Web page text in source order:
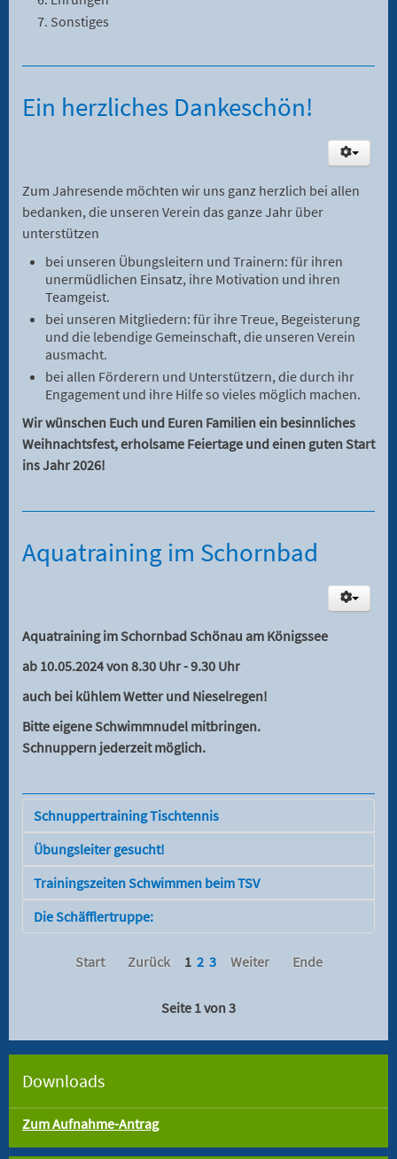
Sonstiges
Ein herzliches Dankeschön!
Zum Jahresende möchten wir uns ganz herzlich bei allen
bedanken, die unseren Verein das ganze Jahr über
unterstützen
bei unseren Übungsleitern und Trainern: für ihren
unermüdlichen Einsatz, ihre Motivation und ihren
Teamgeist.
bei unseren Mitgliedern: für ihre Treue, Begeisterung
und die lebendige Gemeinschaft, die unseren Verein
ausmacht.
bei allen Förderern und Unterstützern, die durch ihr
Engagement und ihre Hilfe so vieles möglich machen.
Wir wünschen Euch und Euren Familien ein besinnliches
Weihnachtsfest, erholsame Feiertage und einen guten Start
ins Jahr 2026!
Aquatraining im Schornbad
Aquatraining im Schornbad Schönau am Königssee
ab 10.05.2024 von 8.30 Uhr - 9.30 Uhr
auch bei kühlem Wetter und Nieselregen!
Bitte eigene Schwimmnudel mitbringen.
Schnuppern jederzeit möglich.
Schnuppertraining Tischtennis
Übungsleiter gesucht!
Trainingszeiten Schwimmen beim TSV
Die Schäfflertruppe:
Start Zurück 1 2 3 Weiter Ende
Seite 1 von 3
Downloads
Zum Aufnahme-Antrag